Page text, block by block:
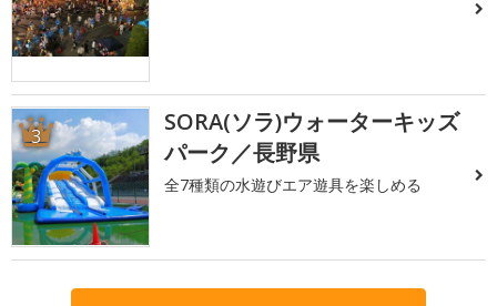
3
SORA(ソラ)ウォーターキッズ
パーク／長野県
全7種類の水遊びエア遊具を楽しめる